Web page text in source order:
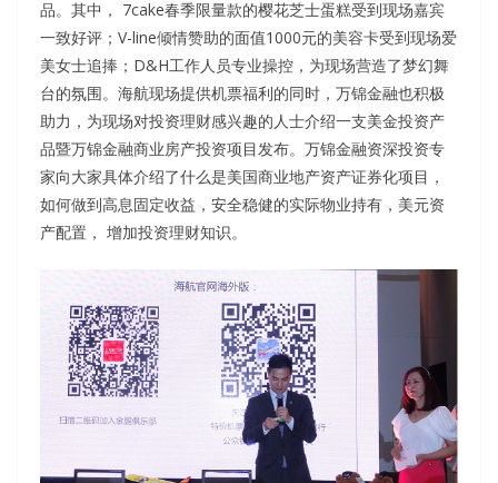
品。其中， 7cake春季限量款的樱花芝士蛋糕受到现场嘉宾
一致好评；V-line倾情赞助的面值1000元的美容卡受到现场爱
美女士追捧；D&H工作人员专业操控，为现场营造了梦幻舞
台的氛围。海航现场提供机票福利的同时，万锦金融也积极
助力，为现场对投资理财感兴趣的人士介绍一支美金投资产
品暨万锦金融商业房产投资项目发布。万锦金融资深投资专
家向大家具体介绍了什么是美国商业地产资产证券化项目，
如何做到高息固定收益，安全稳健的实际物业持有，美元资
产配置， 增加投资理财知识。